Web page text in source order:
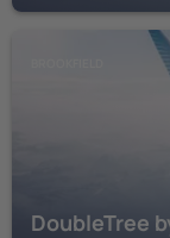
DoubleTree